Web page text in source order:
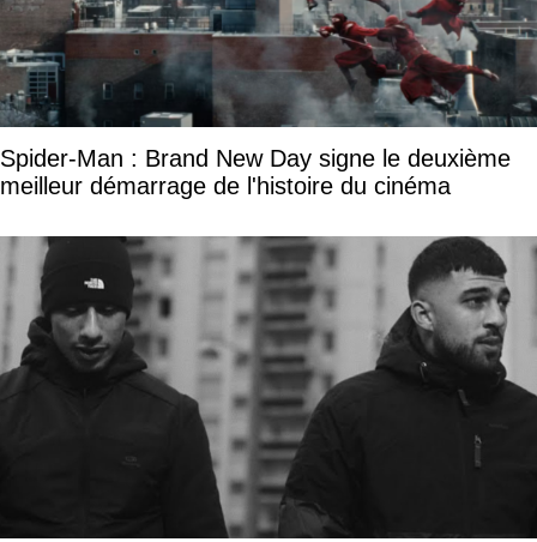
Spider-Man : Brand New Day signe le deuxième
meilleur démarrage de l'histoire du cinéma